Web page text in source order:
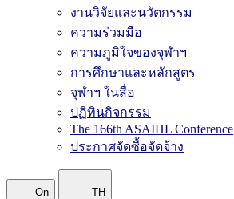
งานวิจัยและนวัตกรรม
ความร่วมมือ
ความภูมิใจของจุฬาฯ
การศึกษาและหลักสูตร
จุฬาฯ ในสื่อ
ปฏิทินกิจกรรม
The 166th ASAIHL Conference
ประกาศจัดซื้อจัดจ้าง
On TH